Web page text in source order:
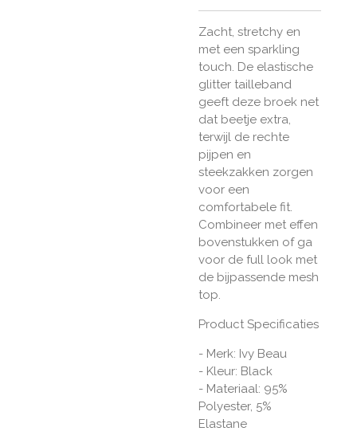
Zacht, stretchy en
met een sparkling
touch. De elastische
glitter tailleband
geeft deze broek net
dat beetje extra,
terwijl de rechte
pijpen en
steekzakken zorgen
voor een
comfortabele fit.
Combineer met effen
bovenstukken of ga
voor de full look met
de bijpassende mesh
top.
Product Specificaties
- Merk: Ivy Beau
- Kleur: Black
- Materiaal: 95%
Polyester, 5%
Elastane